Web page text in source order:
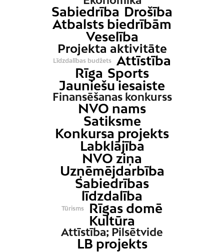
Sabiedrība Drošība
Atbalsts biedrībām
Veselība
Projekta aktivitāte
Līdzdalības budžets
Attīstība
Rīga Sports
Jauniešu iesaiste
Finansēšanas konkurss
NVO nams
Satiksme
Konkursa projekts
Labklājība
NVO ziņa
Uzņēmējdarbība
Sabiedrības
līdzdalība
Tūrisms
Rīgas domē
Kultūra
Attīstība; Pilsētvide
LB projekts